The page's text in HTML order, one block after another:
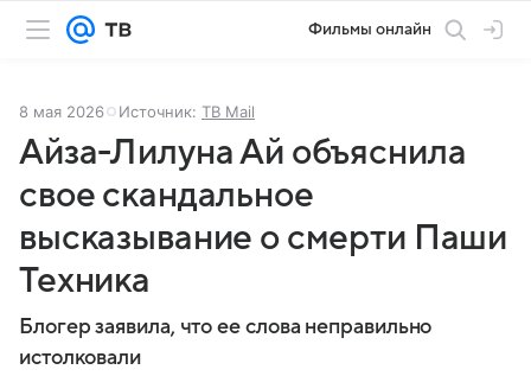
Фильмы онлайн
8 мая 2026 Источник: ТВ Mail
Айза-Лилуна Ай объяснила
свое скандальное
высказывание о смерти Паши
Техника
Блогер заявила, что ее слова неправильно
истолковали